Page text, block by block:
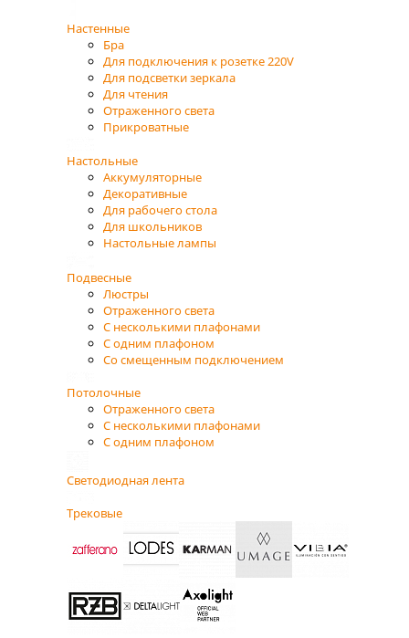
Настенные
Бра
Для подключения к розетке 220V
Для подсветки зеркала
Для чтения
Отраженного света
Прикроватные
Настольные
Аккумуляторные
Декоративные
Для рабочего стола
Для школьников
Настольные лампы
Подвесные
Люстры
Отраженного света
С несколькими плафонами
С одним плафоном
Со смещенным подключением
Потолочные
Отраженного света
С несколькими плафонами
С одним плафоном
Светодиодная лента
Трековые